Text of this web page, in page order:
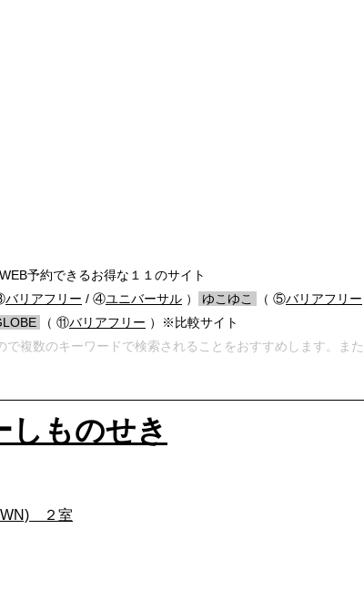
予約できるお得な１１のサイト
バリアフリー / ④ユニバーサル ） ゆこゆこ （ ⑤バリアフリー
（ ⑪バリアフリー ）※比較サイト
複数のキーワードで検索されることをおすすめします。ま
しものせき
２室